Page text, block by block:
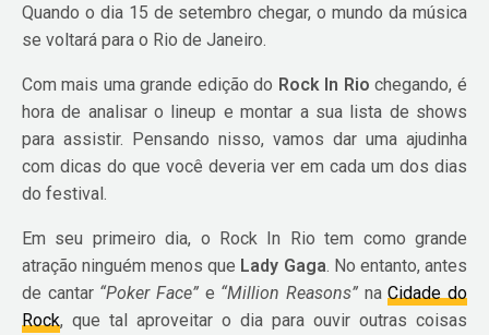
Quando o dia 15 de setembro chegar, o mundo da música
se voltará para o Rio de Janeiro.
Com mais uma grande edição do Rock In Rio chegando, é
hora de analisar o lineup e montar a sua lista de shows
para assistir. Pensando nisso, vamos dar uma ajudinha
com dicas do que você deveria ver em cada um dos dias
do festival.
Em seu primeiro dia, o Rock In Rio tem como grande
atração ninguém menos que Lady Gaga. No entanto, antes
de cantar “Poker Face” e “Million Reasons” naCidade do
Rock, que tal aproveitar o dia para ouvir outras coisas